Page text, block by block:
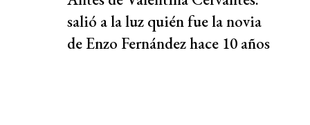
salió a la luz quién fue la novia
de Enzo Fernández hace 10 años